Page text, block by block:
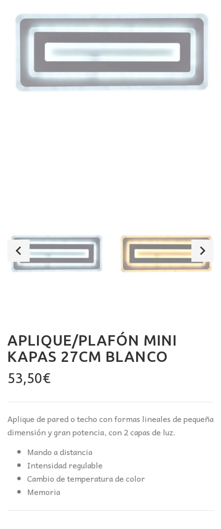
APLIQUE/PLAFÓN MINI
KAPAS 27CM BLANCO
53,50€
Aplique de pared o techo con formas lineales de pequeña
dimensión y gran potencia, con 2 capas de luz.
Mando a distancia
Intensidad regulable
Cambio de temperatura de color
Memoria